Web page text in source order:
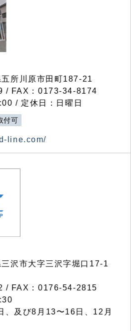
所川原市田町187-21
/ FAX：0173-34-8174
/ 定休日：日曜日
付可
line.com/
沢市大字三沢字堀口17-1
/ FAX：0176-54-2815
、及び8月13〜16日、12月